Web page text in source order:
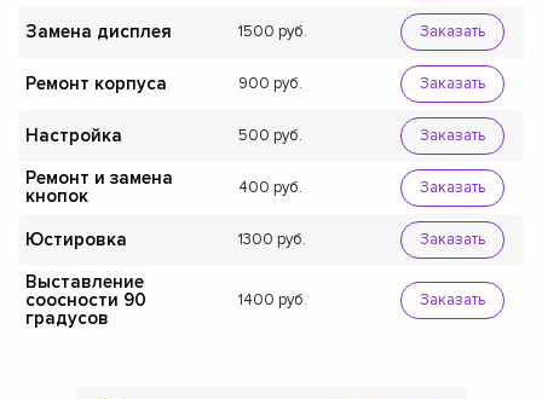
Замена дисплея 1500 Заказать
Ремонт корпуса 900 Заказать
Настройка 500 Заказать
Ремонт и замена
кнопок
400 Заказать
Юстировка 1300 Заказать
Выставление
соосности 90
градусов
1400 Заказать